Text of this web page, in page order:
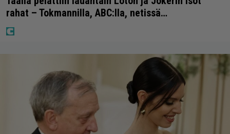
rahat – Tokmannilla, ABC:lla, netissä…